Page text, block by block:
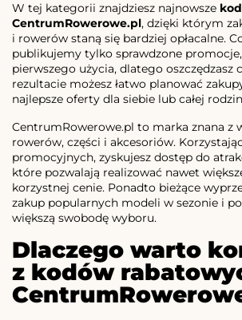
W tej kategorii znajdziesz najnowsze
CentrumRowerowe.pl, dzięki którym
i rowerów staną się bardziej opłacalne.
publikujemy tylko sprawdzone promocje,
pierwszego użycia, dlatego oszczędzasz
rezultacie możesz łatwo planować
najlepsze oferty dla siebie lub całej
CentrumRowerowe.pl to marka znana z
rowerów, części i akcesoriów.
promocyjnych, zyskujesz dostęp do
które pozwalają realizować nawet
korzystnej cenie. Ponadto bieżące
zakup popularnych modeli w sezonie i
większą swobodę wyboru.
Dlaczego warto
z kodów